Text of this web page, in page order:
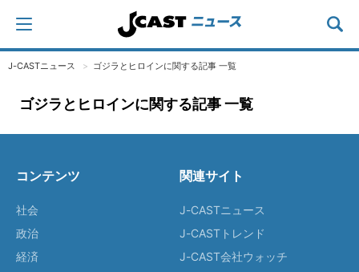
J-CASTニュース ゴジラとヒロインに関する記事 一覧
ゴジラとヒロインに関する記事 一覧
コンテンツ
社会
政治
経済
関連サイト
J-CASTニュース
J-CASTトレンド
J-CAST会社ウォッチ